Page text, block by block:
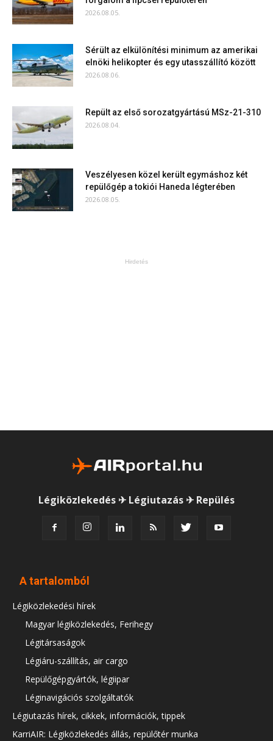
2026.08.05.
Sérült az elkülönítési minimum az amerikai
elnöki helikopter és egy utasszállító között
2026.08.06.
Repült az első sorozatgyártású MSz-21-310
2026.08.04.
Veszélyesen közel került egymáshoz két
repülőgép a tokiói Haneda légterében
2026.08.05.
Hirdetés
Légiközlekedés ✈ Légiutazás ✈ Repülés
A tartalomból
Légiközlekedési hírek
Magyar légiközlekedés, Ferihegy
Légitársaságok
Légiáru-szállítás, air cargo
Repülőgépgyártók, légiipar
Léginavigációs szolgáltatók
Légiutazás hírek, cikkek, információk, tippek
KarriAIR: Légiközlekedés állás, repülőtér munka